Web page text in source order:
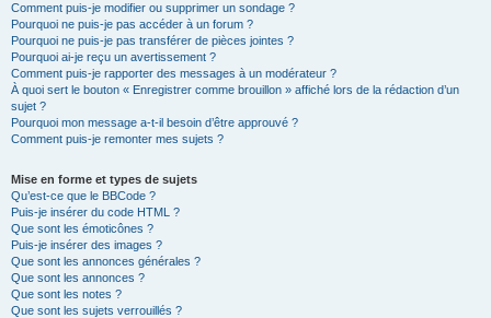
Comment puis-je modifier ou supprimer un sondage ?
Pourquoi ne puis-je pas accéder à un forum ?
Pourquoi ne puis-je pas transférer de pièces jointes ?
Pourquoi ai-je reçu un avertissement ?
Comment puis-je rapporter des messages à un modérateur ?
À quoi sert le bouton « Enregistrer comme brouillon » affiché lors de la rédaction d’un
sujet ?
Pourquoi mon message a-t-il besoin d’être approuvé ?
Comment puis-je remonter mes sujets ?
Mise en forme et types de sujets
Qu’est-ce que le BBCode ?
Puis-je insérer du code HTML ?
Que sont les émoticônes ?
Puis-je insérer des images ?
Que sont les annonces générales ?
Que sont les annonces ?
Que sont les notes ?
Que sont les sujets verrouillés ?